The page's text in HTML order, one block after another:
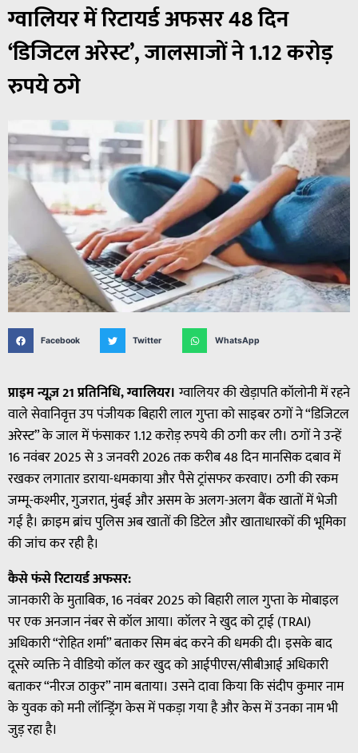
ग्वालियर में रिटायर्ड अफसर 48 दिन
‘डिजिटल अरेस्ट’, जालसाजों ने 1.12 करोड़
रुपये ठगे
Facebook Twitter WhatsApp
प्राइम न्यूज़ 21 प्रतिनिधि, ग्वालियर।ग्वालियर की खेड़ापति कॉलोनी में रहने
वाले सेवानिवृत्त उप पंजीयक बिहारी लाल गुप्ता को साइबर ठगों ने “डिजिटल
अरेस्ट” के जाल में फंसाकर 1.12 करोड़ रुपये की ठगी कर ली। ठगों ने उन्हें
16 नवंबर 2025 से 3 जनवरी 2026 तक करीब 48 दिन मानसिक दबाव में
रखकर लगातार डराया-धमकाया और पैसे ट्रांसफर करवाए। ठगी की रकम
जम्मू-कश्मीर, गुजरात, मुंबई और असम के अलग-अलग बैंक खातों में भेजी
गई है। क्राइम ब्रांच पुलिस अब खातों की डिटेल और खाताधारकों की भूमिका
की जांच कर रही है।
कैसे फंसे रिटायर्ड अफसर:
जानकारी के मुताबिक, 16 नवंबर 2025 को बिहारी लाल गुप्ता के मोबाइल
पर एक अनजान नंबर से कॉल आया। कॉलर ने खुद को ट्राई (TRAI)
अधिकारी “रोहित शर्मा” बताकर सिम बंद करने की धमकी दी। इसके बाद
दूसरे व्यक्ति ने वीडियो कॉल कर खुद को आईपीएस/सीबीआई अधिकारी
बताकर “नीरज ठाकुर” नाम बताया। उसने दावा किया कि संदीप कुमार नाम
के युवक को मनी लॉन्ड्रिंग केस में पकड़ा गया है और केस में उनका नाम भी
जुड़ रहा है।